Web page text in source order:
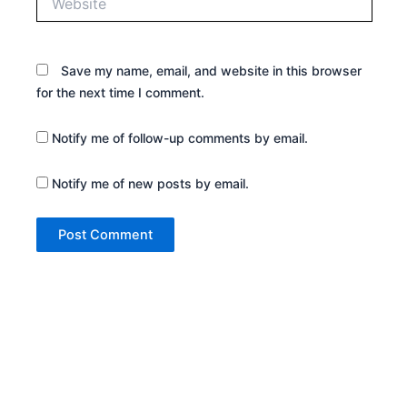
Save my name, email, and website in this browser
for the next time I comment.
Notify me of follow-up comments by email.
Notify me of new posts by email.